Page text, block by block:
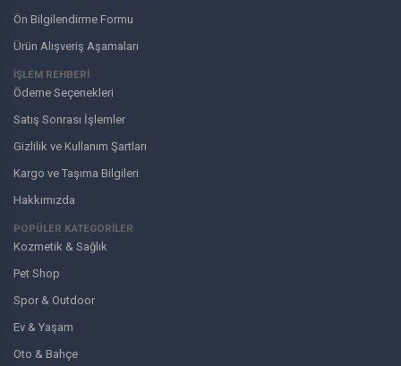
Ön Bilgilendirme Formu
Ürün Alışveriş Aşamaları
İŞLEM REHBERİ
Ödeme Seçenekleri
Satış Sonrası İşlemler
Gizlilik ve Kullanım Şartları
Kargo ve Taşıma Bilgileri
Hakkımızda
POPÜLER KATEGORİLER
Kozmetik & Sağlık
Pet Shop
Spor & Outdoor
Ev & Yaşam
Oto & Bahçe